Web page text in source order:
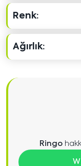
Renk:
Ağırlık:
Ringo